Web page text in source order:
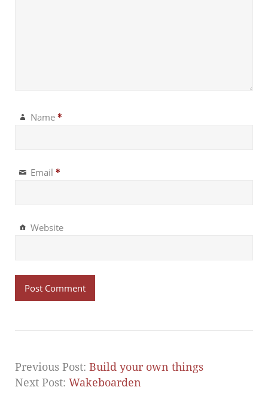
Name *
Email *
Website
Previous Post: Build your own things
Next Post: Wakeboarden